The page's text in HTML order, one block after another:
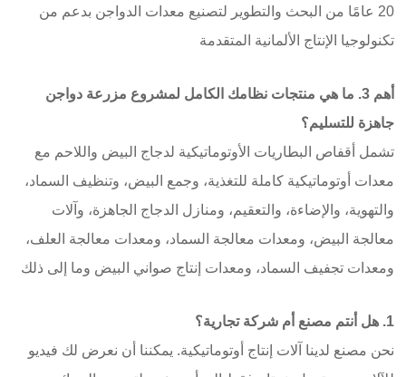
20 عامًا من البحث والتطوير لتصنيع معدات الدواجن بدعم من
تكنولوجيا الإنتاج الألمانية المتقدمة
أهم 3. ما هي منتجات نظامك الكامل لمشروع مزرعة دواجن
جاهزة للتسليم؟
تشمل أقفاص البطاريات الأوتوماتيكية لدجاج البيض واللاحم مع
معدات أوتوماتيكية كاملة للتغذية، وجمع البيض، وتنظيف السماد،
والتهوية، والإضاءة، والتعقيم، ومنازل الدجاج الجاهزة، وآلات
معالجة البيض، ومعدات معالجة السماد، ومعدات معالجة العلف،
ومعدات تجفيف السماد، ومعدات إنتاج صواني البيض وما إلى ذلك
1. هل أنتم مصنع أم شركة تجارية؟
نحن مصنع لدينا آلات إنتاج أوتوماتيكية. يمكننا أن نعرض لك فيديو